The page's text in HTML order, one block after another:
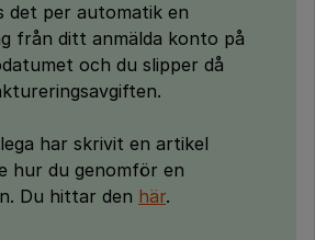
det per automatik en
från ditt anmälda konto på
och du slipper då
har skrivit en artikel
hur du genomför en
Du hittar den här.